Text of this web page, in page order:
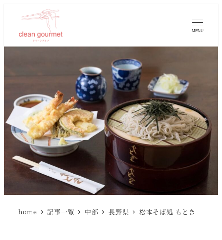
MENU
home 記事一覧 中部 長野県 松本そば処 もとき